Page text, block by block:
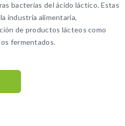
bacterias del ácido láctico. Estas
industria alimentaria,
de productos lácteos como
fermentados.